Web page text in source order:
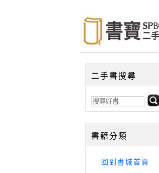
二手書搜尋
書籍分類
回到書城首頁